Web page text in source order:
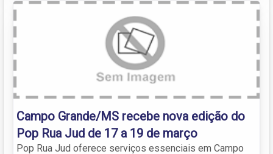
Campo Grande/MS recebe nova edição do
Pop Rua Jud de 17 a 19 de março
Pop Rua Jud oferece serviços essenciais em Campo